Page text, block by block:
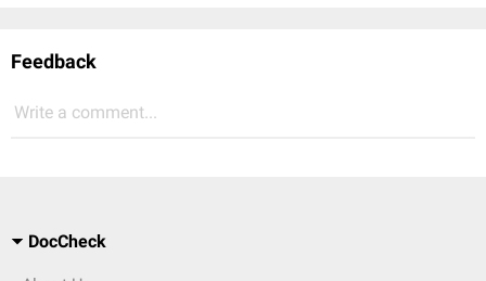
Feedback
Write a comment...
DocCheck